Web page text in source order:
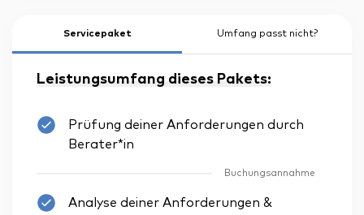
Servicepaket Umfang passt nicht?
Leistungsumfang dieses Pakets:
Prüfung deiner Anforderungen durch
Berater*in
Buchungsannahme
Analyse deiner Anforderungen &